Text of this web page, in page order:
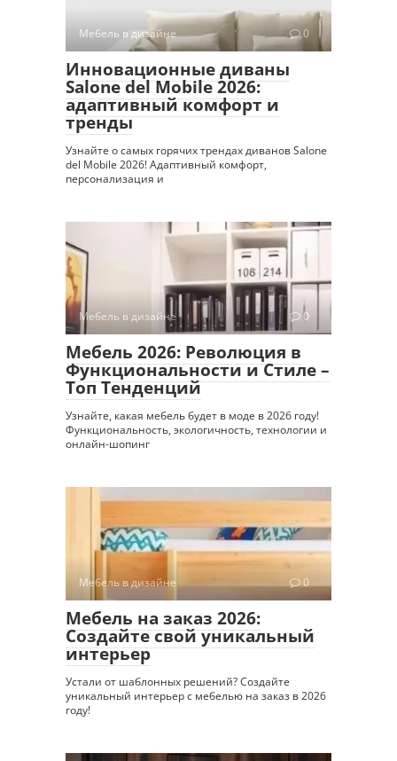
Мебель в дизайне 0
Инновационные диваны
Salone del Mobile 2026:
адаптивный комфорт и
тренды
Узнайте о самых горячих трендах диванов Salone
del Mobile 2026! Адаптивный комфорт,
персонализация и
Мебель в дизайне 0
Мебель 2026: Революция в
Функциональности и Стиле –
Топ Тенденций
Узнайте, какая мебель будет в моде в 2026 году!
Функциональность, экологичность, технологии и
онлайн-шопинг
Мебель в дизайне 0
Мебель на заказ 2026:
Создайте свой уникальный
интерьер
Устали от шаблонных решений? Создайте
уникальный интерьер с мебелью на заказ в 2026
году!